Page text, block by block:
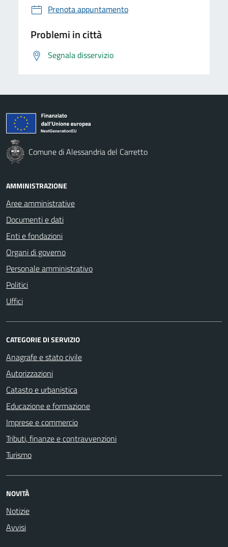
Prenota appuntamento
Problemi in città
Segnala disservizio
Comune di Alessandria del Carretto
AMMINISTRAZIONE
Aree amministrative
Documenti e dati
Enti e fondazioni
Organi di governo
Personale amministrativo
Politici
Uffici
CATEGORIE DI SERVIZIO
Anagrafe e stato civile
Autorizzazioni
Catasto e urbanistica
Educazione e formazione
Imprese e commercio
Tributi, finanze e contravvenzioni
Turismo
NOVITÀ
Notizie
Avvisi